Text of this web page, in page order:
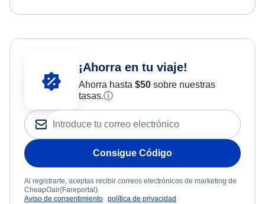
¡Ahorra en tu viaje!
Ahorra hasta $50sobre nuestras
tasas.ⓘ
Consigue Código
Al registrarte, aceptas recibir correos electrónicos de marketing de
CheapOair(Fareportal).
Aviso de consentimiento política de privacidad